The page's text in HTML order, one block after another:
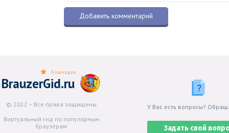
BrauzerGid.ru
© 2022 – Все права защищены
Виртуальный гид по популярным
браузерам
В закладки
У Вас есть вопросы?
Задать свой